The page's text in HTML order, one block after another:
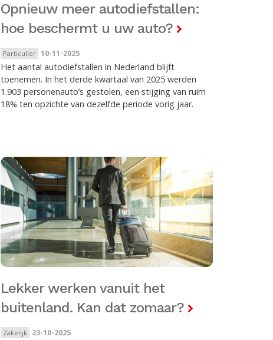
Opnieuw meer autodiefstallen:
hoe beschermt u uw auto?
Particulier 10-11-2025
Het aantal autodiefstallen in Nederland blijft
toenemen. In het derde kwartaal van 2025 werden
1.903 personenauto’s gestolen, een stijging van ruim
18% ten opzichte van dezelfde periode vorig jaar.
Lekker werken vanuit het
buitenland. Kan dat zomaar?
Zakelijk 23-10-2025